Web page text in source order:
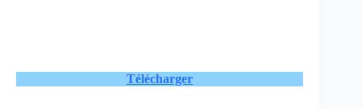
Télécharger